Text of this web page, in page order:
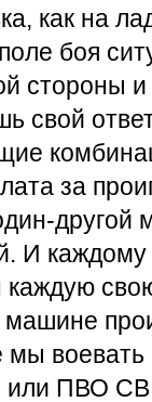
как на
боя
стороны
свой
за
другой
И каждому
каждую
машине
мы
ПВО СВ,